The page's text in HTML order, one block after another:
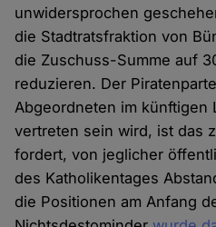
unwidersprochen
die Stadtratsfraktion von
die Zuschuss-Summe auf
reduzieren. Der
Abgeordneten im künftigen
vertreten sein wird, ist das
fordert, von jeglicher
des Katholikentages
die Positionen am Anfang